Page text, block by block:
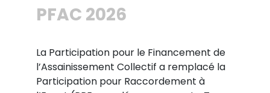
PFAC 2026
La Participation pour le Financement de
l’Assainissement Collectif a remplacé la
Participation pour Raccordement à